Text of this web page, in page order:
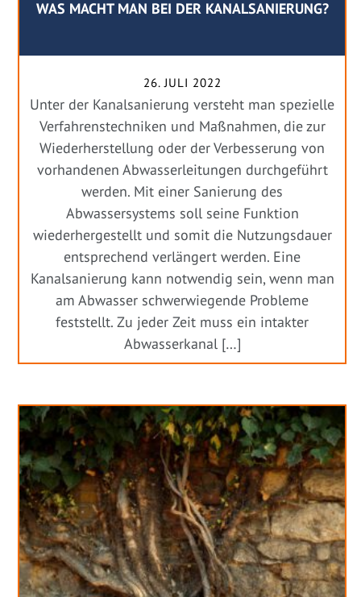
WAS MACHT MAN BEI DER KANALSANIERUNG?
26. JULI 2022
Unter der Kanalsanierung versteht man spezielle
Verfahrenstechniken und Maßnahmen, die zur
Wiederherstellung oder der Verbesserung von
vorhandenen Abwasserleitungen durchgeführt
werden. Mit einer Sanierung des
Abwassersystems soll seine Funktion
wiederhergestellt und somit die Nutzungsdauer
entsprechend verlängert werden. Eine
Kanalsanierung kann notwendig sein, wenn man
am Abwasser schwerwiegende Probleme
feststellt. Zu jeder Zeit muss ein intakter
Abwasserkanal […]